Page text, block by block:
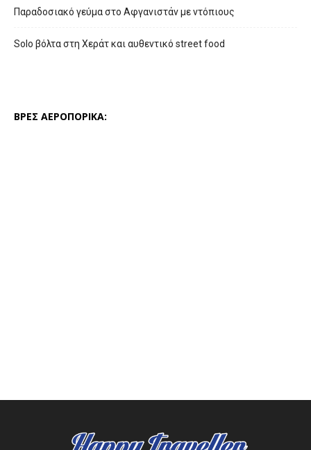
Παραδοσιακό γεύμα στο Αφγανιστάν με ντόπιους
Solo βόλτα στη Χεράτ και αυθεντικό street food
ΒΡΕΣ ΑΕΡΟΠΟΡΙΚΑ: